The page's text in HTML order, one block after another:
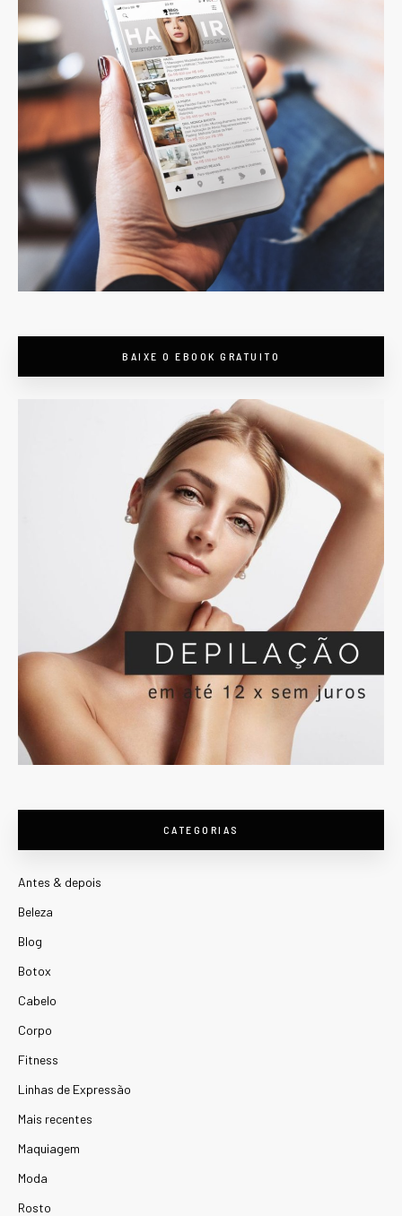
BAIXE O EBOOK GRATUITO
CATEGORIAS
Antes & depois
Beleza
Blog
Botox
Cabelo
Corpo
Fitness
Linhas de Expressão
Mais recentes
Maquiagem
Moda
Rosto